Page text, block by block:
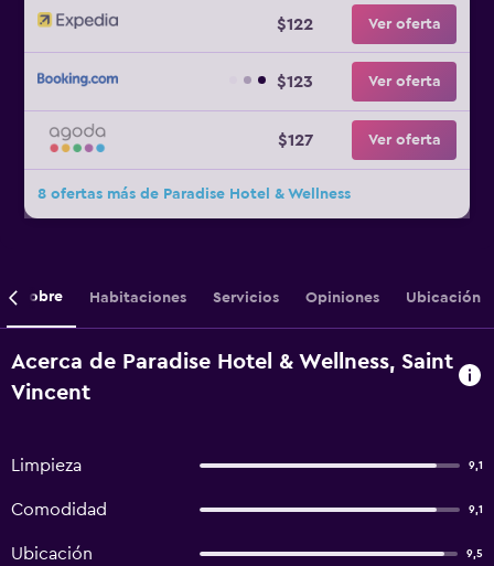
$122 Ver oferta
$123 Ver oferta
$127 Ver oferta
8 ofertas más de Paradise Hotel & Wellness
Sobre Habitaciones Servicios Opiniones Ubicación
Acerca de Paradise Hotel & Wellness, Saint
Vincent
Limpieza 9,1
Comodidad 9,1
Ubicación 9,5